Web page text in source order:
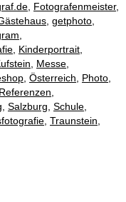
Fotografenmeister,
getphoto
Kinderportrait
Messe
Österreich Photo
Referenzen
Salzburg Schule
Traunstein